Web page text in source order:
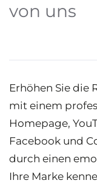
von uns
Erhöhen Sie die
mit einem
Homepage,
Facebook und
durch einen
Ihre Marke